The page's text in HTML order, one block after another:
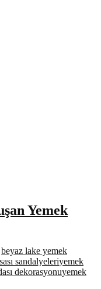
Yemek
beyaz lake yemek
sandalyeleriyemek
dekorasyonuyemek